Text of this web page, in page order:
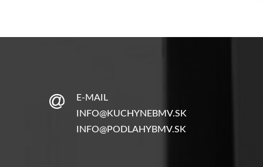
E-MAIL
INFO@KUCHYNEBMV.SK
INFO@PODLAHYBMV.SK